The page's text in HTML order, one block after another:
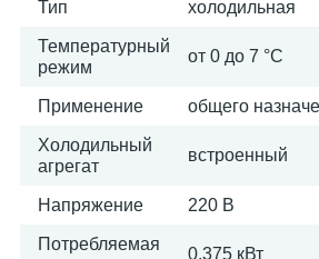
Тип холодильная
Температурный
режим
от 0 до 7 °C
Применение общего
Холодильный
агрегат
встроенный
Напряжение 220 В
Потребляемая
0.375 кВт